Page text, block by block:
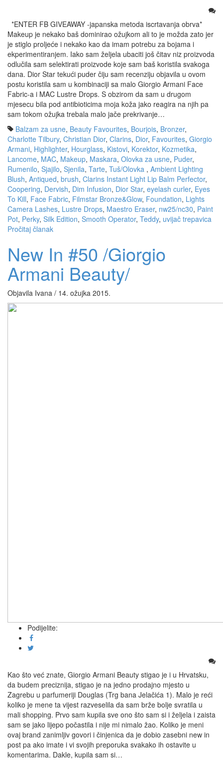
*ENTER FB GIVEAWAY -japanska metoda iscrtavanja obrva*
Makeup je nekako baš dominirao ožujkom ali to je možda zato jer
je stiglo proljeće i nekako kao da imam potrebu za bojama i
ekperimentiranjem. Iako sam željela ubaciti još čitav niz proizvoda
odlučila sam selektirati proizvode koje sam baš koristila svakoga
dana. Dior Star tekući puder čiju sam recenziju objavila u ovom
postu koristila sam u kombinaciji sa malo Giorgio Armani Face
Fabric-a i MAC Lustre Drops. S obzirom da sam u drugom
mjesecu bila pod antibioticima moja koža jako reagira na njih pa
sam tokom ožujka trebala malo jače prekrivanje…
Balzam za usne, Beauty Favourites, Bourjois, Bronzer,
Charlotte Tilbury, Christian Dior, Clarins, Dior, Favourites, Giorgio
Armani, Highlighter, Hourglass, Kistovi, Korektor, Kozmetika,
Lancome, MAC, Makeup, Maskara, Olovka za usne, Puder,
Rumenilo, Sjajilo, Sjenila, Tarte, Tuš/Olovka , Ambient Lighting
Blush, Antiqued, brush, Clarins Instant Light Lip Balm Perfector,
Coopering, Dervish, Dim Infusion, Dior Star, eyelash curler, Eyes
To Kill, Face Fabric, Filmstar Bronze&Glow, Foundation, Lights
Camera Lashes, Lustre Drops, Maestro Eraser, nw25/nc30, Paint
Pot, Perky, Silk Edition, Smooth Operator, Teddy, uvijač trepavica
Pročitaj članak
New In #50 /Giorgio
Armani Beauty/
Objavila Ivana / 14. ožujka 2015.
Podijelite:
Kao što već znate, Giorgio Armani Beauty stigao je i u Hrvatsku,
da budem preciznija, stigao je na jedno prodajno mjesto u
Zagrebu u parfumeriji Douglas (Trg bana Jelačića 1). Malo je reći
koliko je mene ta vijest razveselila da sam brže bolje svratila u
mali shopping. Prvo sam kupila sve ono što sam si i željela i zaista
sam se jako lijepo počastila i nije mi nimalo žao. Koliko je meni
ovaj brand zanimljiv govori i činjenica da je dobio zasebni new in
post pa ako imate i vi svojih preporuka svakako ih ostavite u
komentarima. Dakle, kupila sam si…